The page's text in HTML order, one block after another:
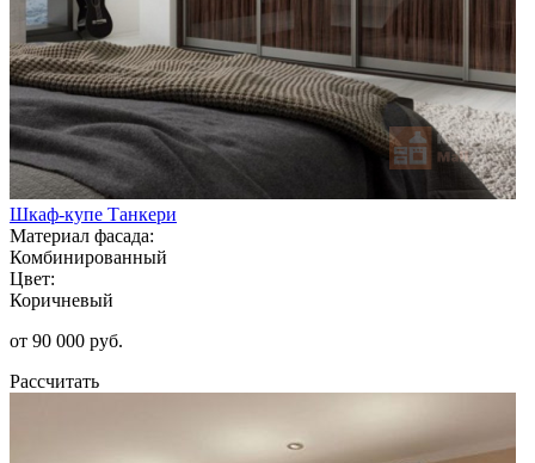
Шкаф-купе Танкери
Материал фасада:
Комбинированный
Цвет:
Коричневый
от 90 000 руб.
Рассчитать